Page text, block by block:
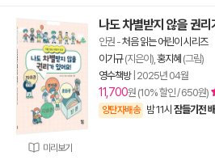
미리보기
나도 차별받지 않을 권리
인권 -처음 읽는 어린이 시리즈
이기규(지은이), 홍지혜 (그림)
영수책방| 2025년 04월
11,700원 (10% 할인 / 650원)
양탄자배송 밤 11시 잠들기전